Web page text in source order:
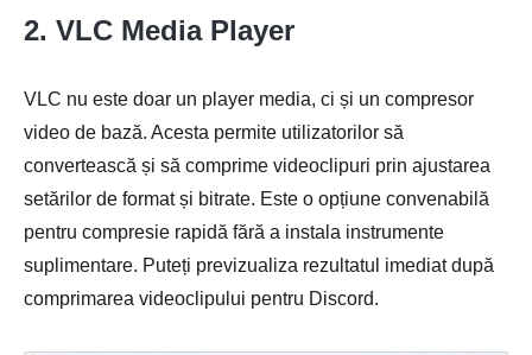
2. VLC Media Player
VLC nu este doar un player media, ci și un compresor
video de bază. Acesta permite utilizatorilor să
convertească și să comprime videoclipuri prin ajustarea
setărilor de format și bitrate. Este o opțiune convenabilă
pentru compresie rapidă fără a instala instrumente
suplimentare. Puteți previzualiza rezultatul imediat după
comprimarea videoclipului pentru Discord.